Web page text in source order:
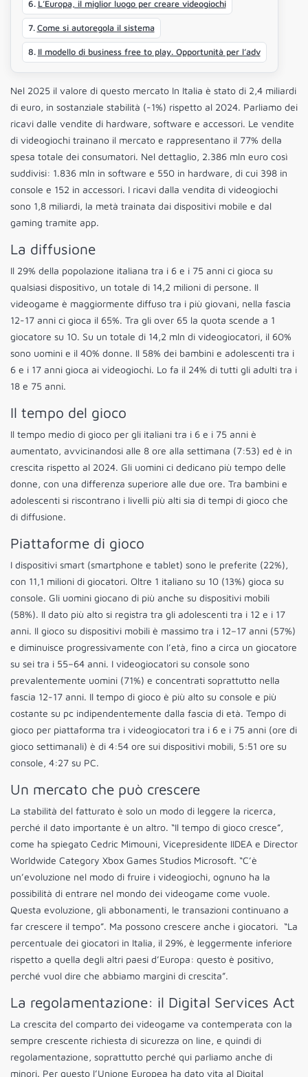
L’Europa, il miglior luogo per creare videogiochi
Come si autoregola il sistema
Il modello di business free to play. Opportunità per l’adv
Nel 2025 il valore di questo mercato In Italia è stato di 2,4 miliardi
di euro, in sostanziale stabilità (-1%) rispetto al 2024. Parliamo dei
ricavi dalle vendite di hardware, software e accessori. Le vendite
di videogiochi trainano il mercato e rappresentano il 77% della
spesa totale dei consumatori. Nel dettaglio, 2.386 mln euro così
suddivisi: 1.836 mln in software e 550 in hardware, di cui 398 in
console e 152 in accessori. I ricavi dalla vendita di videogiochi
sono 1,8 miliardi, la metà trainata dai dispositivi mobile e dal
gaming tramite app.
La diffusione
Il 29% della popolazione italiana tra i 6 e i 75 anni ci gioca su
qualsiasi dispositivo, un totale di 14,2 milioni di persone. Il
videogame è maggiormente diffuso tra i più giovani, nella fascia
12-17 anni ci gioca il 65%. Tra gli over 65 la quota scende a 1
giocatore su 10. Su un totale di 14,2 mln di videogiocatori, il 60%
sono uomini e il 40% donne. Il 58% dei bambini e adolescenti tra i
6 e i 17 anni gioca ai videogiochi. Lo fa il 24% di tutti gli adulti tra i
18 e 75 anni.
Il tempo del gioco
Il tempo medio di gioco per gli italiani tra i 6 e i 75 anni è
aumentato, avvicinandosi alle 8 ore alla settimana (7:53) ed è in
crescita rispetto al 2024. Gli uomini ci dedicano più tempo delle
donne, con una differenza superiore alle due ore. Tra bambini e
adolescenti si riscontrano i livelli più alti sia di tempi di gioco che
di diffusione.
Piattaforme di gioco
I dispositivi smart (smartphone e tablet) sono le preferite (22%),
con 11,1 milioni di giocatori. Oltre 1 italiano su 10 (13%) gioca su
console. Gli uomini giocano di più anche su dispositivi mobili
(58%). Il dato più alto si registra tra gli adolescenti tra i 12 e i 17
anni. Il gioco su dispositivi mobili è massimo tra i 12–17 anni (57%)
e diminuisce progressivamente con l’età, fino a circa un giocatore
su sei tra i 55–64 anni. I videogiocatori su console sono
prevalentemente uomini (71%) e concentrati soprattutto nella
fascia 12-17 anni. Il tempo di gioco è più alto su console e più
costante su pc indipendentemente dalla fascia di età. Tempo di
gioco per piattaforma tra i videogiocatori tra i 6 e i 75 anni (ore di
gioco settimanali) è di 4:54 ore sui dispositivi mobili, 5:51 ore su
console, 4:27 su PC.
Un mercato che può crescere
La stabilità del fatturato è solo un modo di leggere la ricerca,
perché il dato importante è un altro. “Il tempo di gioco cresce”,
come ha spiegato Cedric Mimouni, Vicepresidente IIDEA e Director
Worldwide Category Xbox Games Studios Microsoft. “C’è
un’evoluzione nel modo di fruire i videogiochi, ognuno ha la
possibilità di entrare nel mondo dei videogame come vuole.
Questa evoluzione, gli abbonamenti, le transazioni continuano a
far crescere il tempo”. Ma possono crescere anche i giocatori. “La
percentuale dei giocatori in Italia, il 29%, è leggermente inferiore
rispetto a quella degli altri paesi d’Europa: questo è positivo,
perché vuol dire che abbiamo margini di crescita”.
La regolamentazione: il Digital Services Act
La crescita del comparto dei videogame va contemperata con la
sempre crescente richiesta di sicurezza on line, e quindi di
regolamentazione, soprattutto perché qui parliamo anche di
minori. Per questo l’Unione Europea ha dato vita al Digital